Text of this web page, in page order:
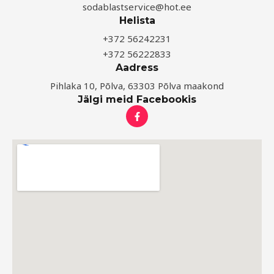
sodablastservice@hot.ee
Helista
+372 56242231
+372 56222833
Aadress
Pihlaka 10, Põlva, 63303 Põlva maakond
Jälgi meid Facebookis
F
a
c
b
f